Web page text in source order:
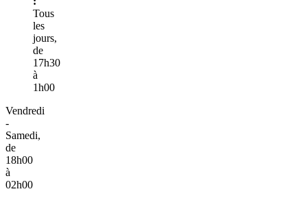
Tous
les
jours,
de
17h30
à
1h00
Vendredi
-
Samedi,
de
18h00
à
02h00